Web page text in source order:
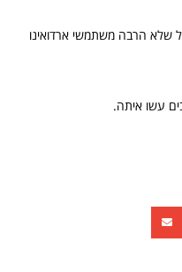
שלא הרבה משתמשי ארדואינו
עשו איתה.